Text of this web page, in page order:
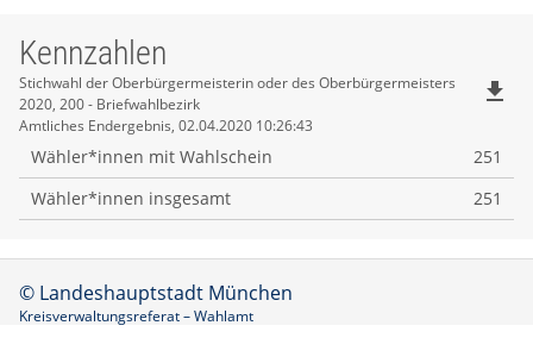
Kennzahlen
Kennzahlen
Stichwahl der Oberbürgermeisterin oder des Oberbürgermeisters
2020, 200 - Briefwahlbezirk
Amtliches Endergebnis, 02.04.2020 10:26:43
file_download
Wähler*innen mit Wahlschein
251
Wähler*innen insgesamt
251
© Landeshauptstadt München
Kreisverwaltungsreferat – Wahlamt